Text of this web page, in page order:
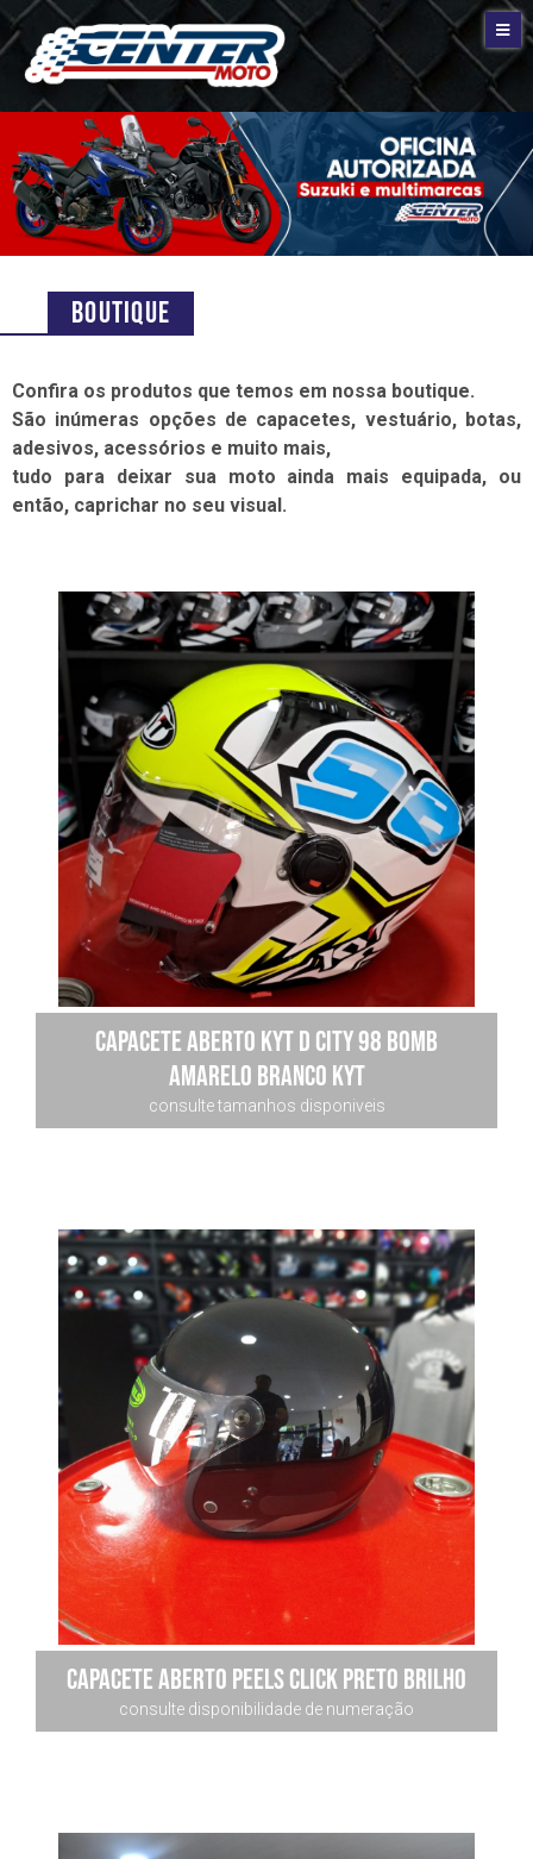
Boutique
Confira os produtos que temos em nossa boutique.
São inúmeras opções de capacetes, vestuário, botas,
adesivos, acessórios e muito mais,
tudo para deixar sua moto ainda mais equipada, ou
então, caprichar no seu visual.
Capacete Aberto Kyt D City 98 Bomb
Amarelo Branco KYT
consulte tamanhos disponiveis
Capacete Aberto Peels Click preto brilho
consulte disponibilidade de numeração